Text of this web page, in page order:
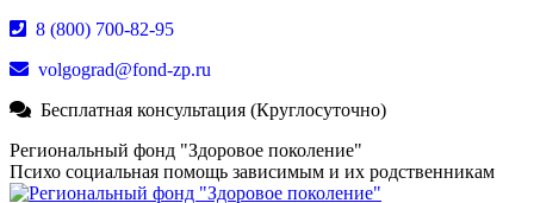
Перейти
содержанию
8 (800) 700-82-95
volgograd@fond-zp.ru
Бесплатная консультация (Круглосуточно)
Страница
Whatsapp
открывается
Страница
Телеграм
открывается
Страница
YouTube
открывается
Региональный фонд "Здоровое поколение"
Психо социальная помощь зависимым и их родственникам